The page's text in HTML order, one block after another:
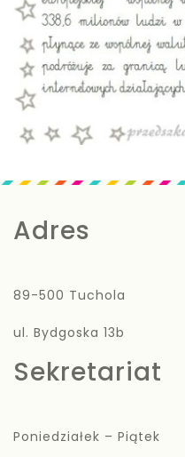
Adres
89-500 Tuchola
ul. Bydgoska 13b
Sekretariat
Poniedziałek – Piątek